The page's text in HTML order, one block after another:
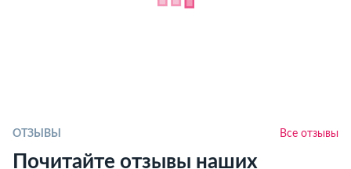
ОТЗЫВЫ Все отзывы
Почитайте отзывы наших